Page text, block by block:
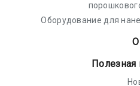
Оборудование для
О